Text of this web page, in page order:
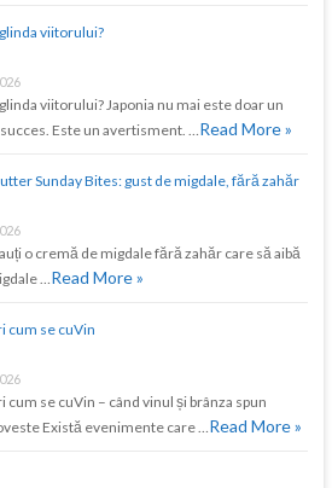
viitorului?
viitorului? Japonia nu mai este doar un
Este un avertisment. … Read More »
Sunday Bites: gust de migdale, fără zahăr
o cremă de migdale fără zahăr care să aibă
… Read More »
cum se cuVin
cum se cuVin – când vinul și brânza spun
Există evenimente care … Read More »